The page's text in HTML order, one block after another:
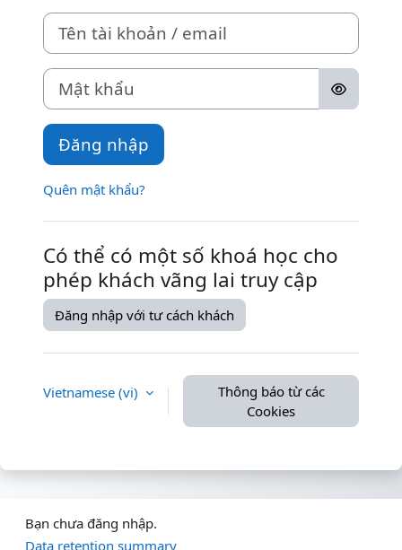
Tên tài khoản / email
Mật khẩu
Đăng nhập
Quên mật khẩu?
Có thể có một số khoá học cho
phép khách vãng lai truy cập
Đăng nhập với tư cách khách
Vietnamese ‎(vi)‎
Thông báo từ các
Cookies
Bạn chưa đăng nhập.
Data retention summary